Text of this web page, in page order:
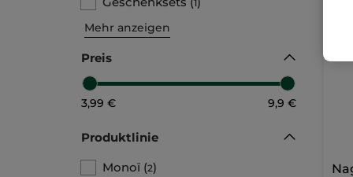
1
Mehr anzeigen
Preis
3,99 € 9,9 €
Produktlinie
Monoï (2)